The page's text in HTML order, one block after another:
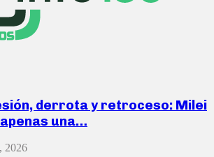
derrota y retroceso: Milei
una…
2026